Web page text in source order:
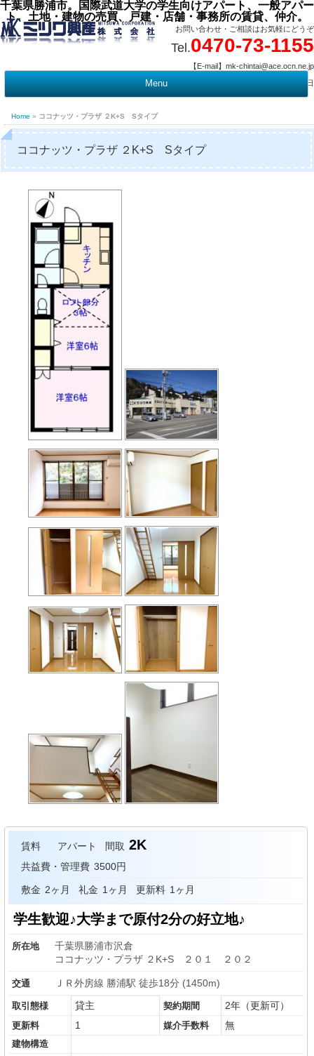
千葉県勝浦市。国際武道大学の学生向けアパート、一般アパー
ト、土地・建物の売買、戸建・店舗・事務所の賃貸、仲介。
お問い合わせ・ご相談はお気軽にどうぞ
Tel.0470-73-1155
【E-mail】mk-chintai@ace.ocn.ne.jp
【営業時間】09:00 ～ 17:15 【定 休 日】水曜・祭日
Menu
Home » ココナッツ・プラザ ２K+S Sタイプ
ココナッツ・プラザ ２K+S Sタイプ
賃料 アパート 間取 2K
共益費・管理費 3500円
敷金 2ヶ月 礼金 1ヶ月 更新料 1ヶ月
学生歓迎♪大学まで原付2分の好立地♪
所在地
千葉県勝浦市沢倉
ココナッツ・プラザ ２K+S ２０１ ２０２
交通 ＪＲ外房線 勝浦駅 徒歩18分 (1450m)
取引態様 貸主 契約期間 2年（更新可）
更新料 1 媒介手数料 無
建物構造